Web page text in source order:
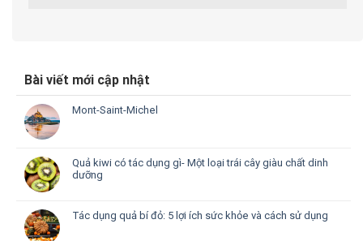
Bài viết mới cập nhật
Mont-Saint-Michel
Quả kiwi có tác dụng gì- Một loại trái cây giàu chất dinh
dưỡng
Tác dụng quả bí đỏ: 5 lợi ích sức khỏe và cách sử dụng